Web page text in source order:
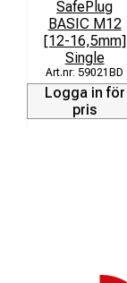
SafePlug
BASIC M12
[12-16,5mm]
Single
59021BD
Logga in för
pris